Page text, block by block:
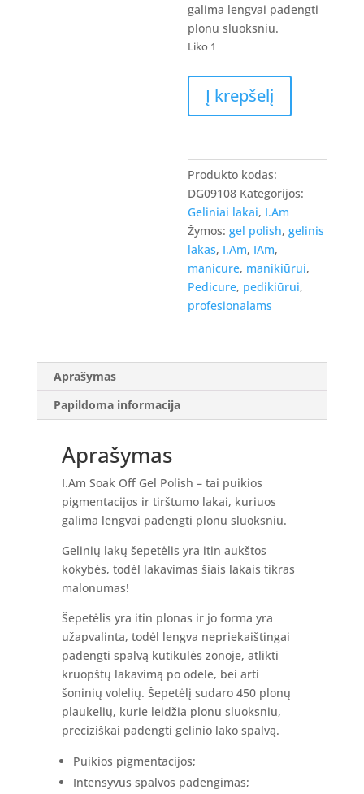
galima lengvai padengti
plonu sluoksniu.
Liko 1
kiekis:
Polish
-
gelinis
lakas
Mulberry
#208
-
,
7ml
Į krepšelį
Produkto kodas:
DG09108 Kategorijos:
Geliniai lakai, I.Am
Žymos:gel polish,gelinis
lakas, I.Am, IAm,
manicure, manikiūrui,
Pedicure, pedikiūrui,
profesionalams
Aprašymas
Papildoma informacija
Aprašymas
I.Am Soak Off Gel Polish – tai puikios
pigmentacijos ir tirštumo lakai, kuriuos
galima lengvai padengti plonu sluoksniu.
Gelinių lakų šepetėlis yra itin aukštos
kokybės, todėl lakavimas šiais lakais tikras
malonumas!
Šepetėlis yra itin plonas ir jo forma yra
užapvalinta, todėl lengva nepriekaištingai
padengti spalvą kutikulės zonoje, atlikti
kruopštų lakavimą po odele, bei arti
šoninių volelių. Šepetėlį sudaro 450 plonų
plaukelių, kurie leidžia plonu sluoksniu,
preciziškai padengti gelinio lako spalvą.
Puikios pigmentacijos;
Intensyvus spalvos padengimas;